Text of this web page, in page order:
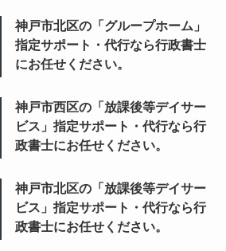
神戸市北区の「グループホーム」
指定サポート・代行なら行政書士
にお任せください。
神戸市西区の「放課後等デイサー
ビス」指定サポート・代行なら行
政書士にお任せください。
神戸市北区の「放課後等デイサー
ビス」指定サポート・代行なら行
政書士にお任せください。